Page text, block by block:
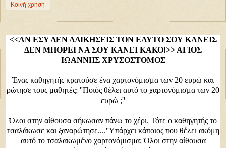
Κοινή χρήση
<<ΑΝ ΕΣΥ ΔΕΝ ΑΔΙΚΗΣΕΙΣ ΤΟΝ ΕΑΥΤΟ ΣΟΥ ΚΑΝΕΙΣ
ΔΕΝ ΜΠΟΡΕΙ ΝΑ ΣΟΥ ΚΑΝΕΙ ΚΑΚΟ!>> ΑΓΙΟΣ
ΙΩΑΝΝΗΣ ΧΡΥΣΟΣΤΟΜΟΣ
Ένας καθηγητής κρατούσε ένα χαρτονόμισμα των 20 ευρώ και
ρώτησε τους μαθητές: ''Ποιός θέλει αυτό το χαρτονόμισμα των 20
ευρώ ;''
Όλοι στην αίθουσα σήκωσαν πάνω το χέρι. Τότε ο καθηγητής το
τσαλάκωσε και ξαναρώτησε....''Υπάρχει κάποιος που θέλει ακόμη
αυτό το τσαλακωμένο χαρτονόμισμα; Όλοι στην αίθουσα